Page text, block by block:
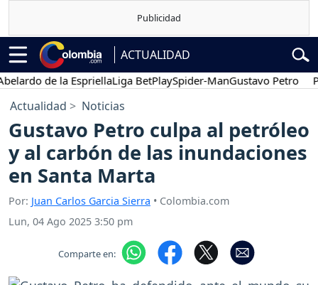
ACTUALIDAD
de la EspriellaLiga BetPlaySpider-ManGustavo Petro
Actualidad Noticias
Gustavo Petro culpa al petróleo
y al carbón de las inundaciones
en Santa Marta
Por: Juan Carlos Garcia Sierra • Colombia.com
Lun, 04 Ago 2025 3:50 pm
Comparte en: